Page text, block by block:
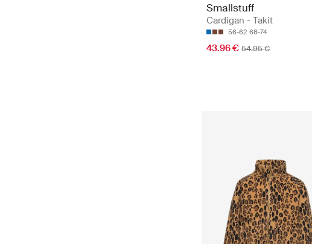
Smallstuff
Cardigan - Takit
56-62 68-74
43.96 € 54.95 €